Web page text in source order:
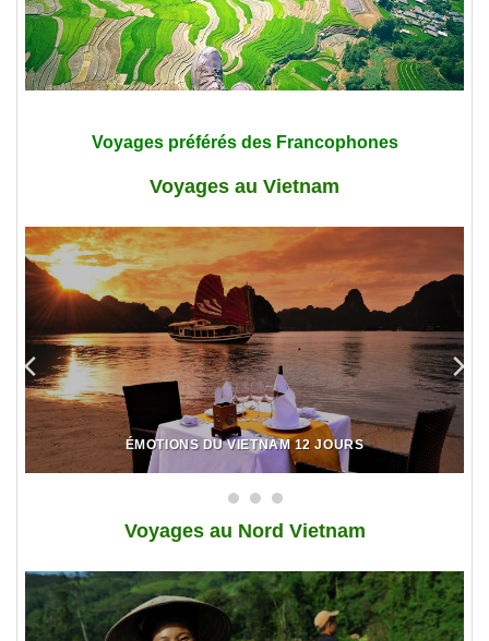
Voyages préférés des Francophones
Voyages au Vietnam
ÉMOTIONS DU VIETNAM 12 JOURS
Voyages au Nord Vietnam